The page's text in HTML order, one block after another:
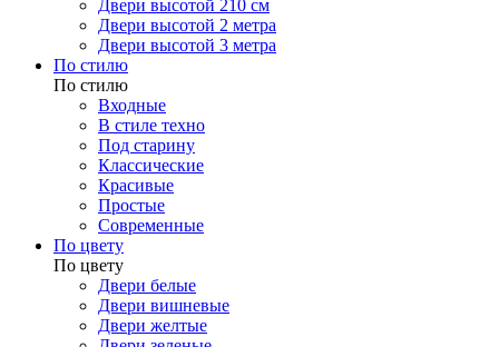
Двери высотой 210 см
Двери высотой 2 метра
Двери высотой 3 метра
По стилю
По стилю
Входные
В стиле техно
Под старину
Классические
Красивые
Простые
Современные
По цвету
По цвету
Двери белые
Двери вишневые
Двери желтые